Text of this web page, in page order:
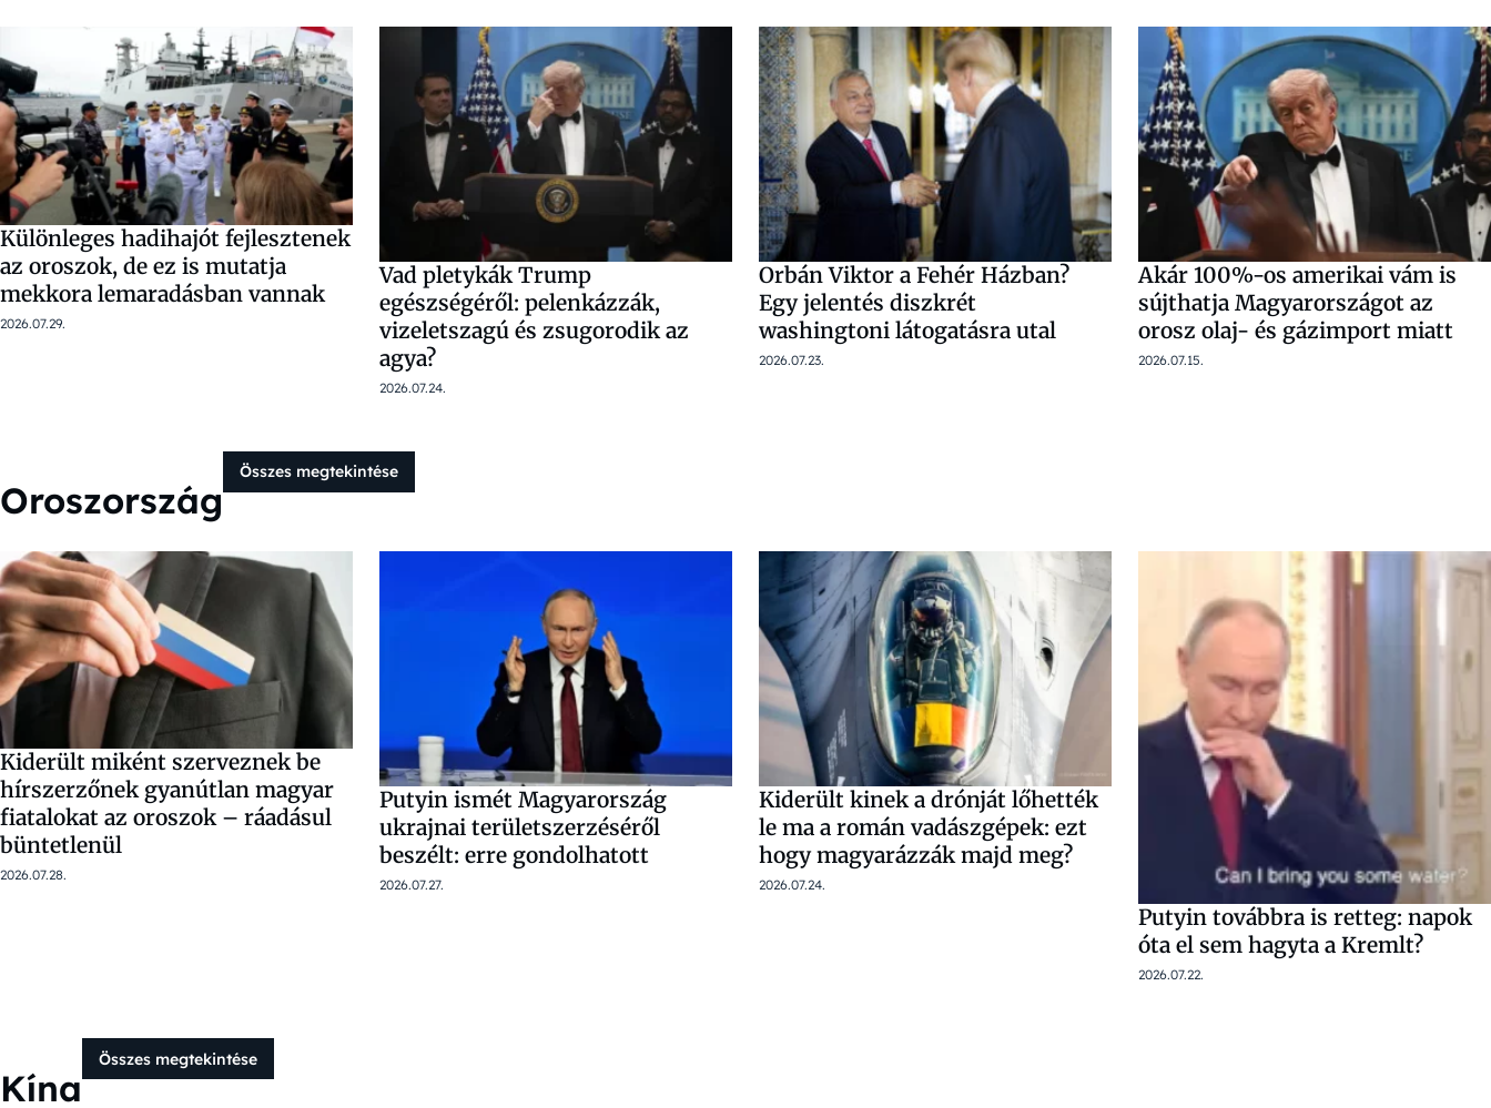
Különleges hadihajót fejlesztenek
az oroszok, de ez is mutatja
mekkora lemaradásban vannak
2026.07.29.
Vad pletykák Trump
egészségéről: pelenkázzák,
vizeletszagú és zsugorodik az
agya?
2026.07.24.
Orbán Viktor a Fehér Házban?
Egy jelentés diszkrét
washingtoni látogatásra utal
2026.07.23.
Akár 100%-os amerikai vám is
sújthatja Magyarországot az
orosz olaj- és gázimport miatt
2026.07.15.
Oroszország
Összes megtekintése
Kiderült miként szerveznek be
hírszerzőnek gyanútlan magyar
fiatalokat az oroszok – ráadásul
büntetlenül
2026.07.28.
Putyin ismét Magyarország
ukrajnai területszerzéséről
beszélt: erre gondolhatott
2026.07.27.
Kiderült kinek a drónját lőhették
le ma a román vadászgépek: ezt
hogy magyarázzák majd meg?
2026.07.24.
Putyin továbbra is retteg: napok
óta el sem hagyta a Kremlt?
2026.07.22.
Kína
Összes megtekintése